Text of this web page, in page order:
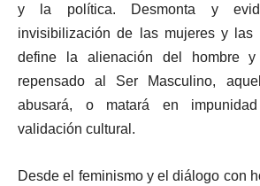
y la política. Desmonta y
invisibilización de las mujeres y las
define la alienación del hombre
repensado al Ser Masculino,
abusará, o matará en
validación cultural.
Desde el feminismo y el diálogo con